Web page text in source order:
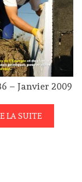
– Janvier 2009
LA SUITE